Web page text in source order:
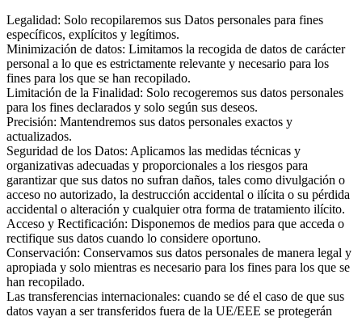
Legalidad: Solo recopilaremos sus Datos personales para fines
específicos, explícitos y legítimos.
Minimización de datos: Limitamos la recogida de datos de carácter
personal a lo que es estrictamente relevante y necesario para los
fines para los que se han recopilado.
Limitación de la Finalidad: Solo recogeremos sus datos personales
para los fines declarados y solo según sus deseos.
Precisión: Mantendremos sus datos personales exactos y
actualizados.
Seguridad de los Datos: Aplicamos las medidas técnicas y
organizativas adecuadas y proporcionales a los riesgos para
garantizar que sus datos no sufran daños, tales como divulgación o
acceso no autorizado, la destrucción accidental o ilícita o su pérdida
accidental o alteración y cualquier otra forma de tratamiento ilícito.
Acceso y Rectificación: Disponemos de medios para que acceda o
rectifique sus datos cuando lo considere oportuno.
Conservación: Conservamos sus datos personales de manera legal y
apropiada y solo mientras es necesario para los fines para los que se
han recopilado.
Las transferencias internacionales: cuando se dé el caso de que sus
datos vayan a ser transferidos fuera de la UE/EEE se protegerán